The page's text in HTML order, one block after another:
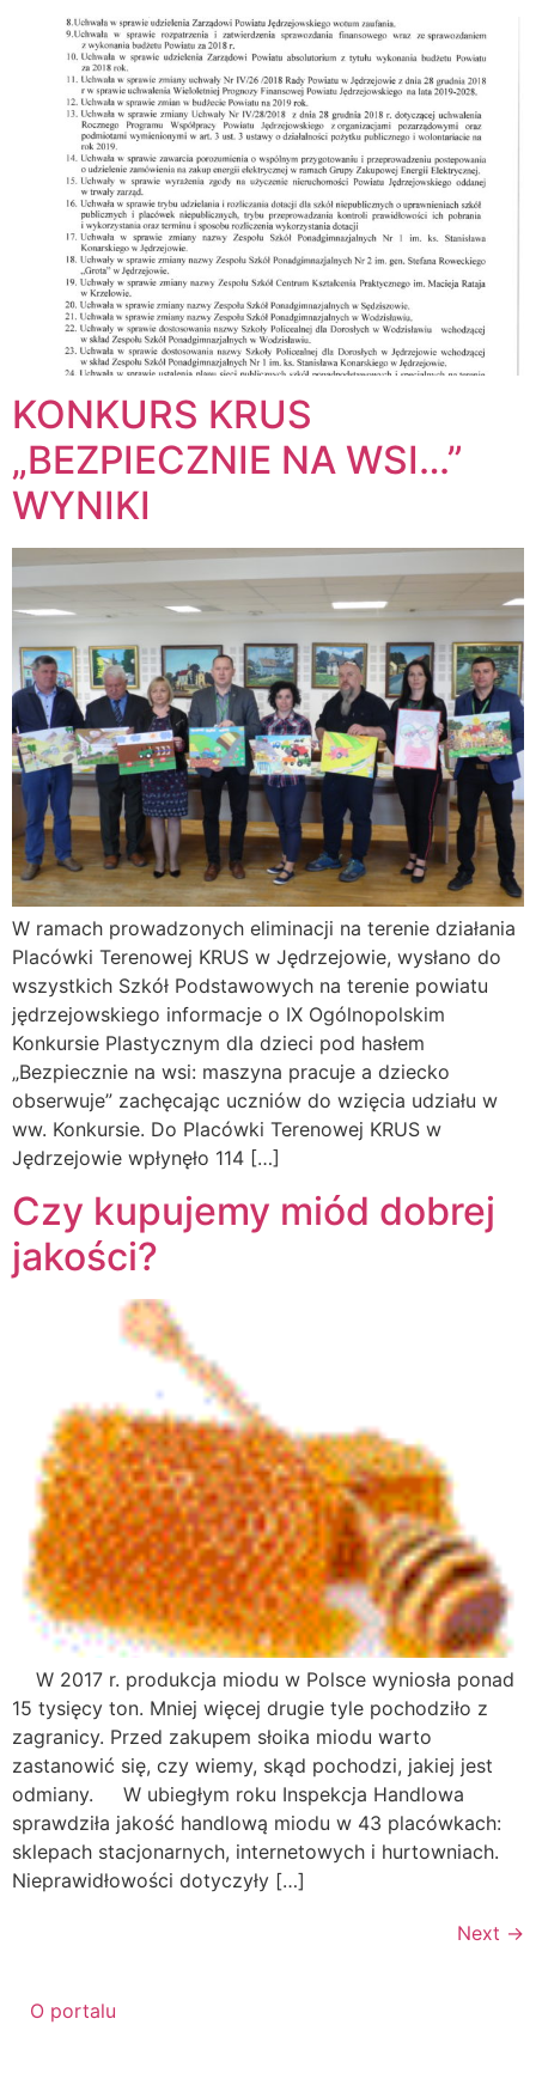
KONKURS KRUS
„BEZPIECZNIE NA WSI…”
WYNIKI
W ramach prowadzonych eliminacji na terenie działania
Placówki Terenowej KRUS w Jędrzejowie, wysłano do
wszystkich Szkół Podstawowych na terenie powiatu
jędrzejowskiego informacje o IX Ogólnopolskim
Konkursie Plastycznym dla dzieci pod hasłem
„Bezpiecznie na wsi: maszyna pracuje a dziecko
obserwuje” zachęcając uczniów do wzięcia udziału w
ww. Konkursie. Do Placówki Terenowej KRUS w
Jędrzejowie wpłynęło 114 […]
Czy kupujemy miód dobrej
jakości?
W 2017 r. produkcja miodu w Polsce wyniosła ponad
15 tysięcy ton. Mniej więcej drugie tyle pochodziło z
zagranicy. Przed zakupem słoika miodu warto
zastanowić się, czy wiemy, skąd pochodzi, jakiej jest
odmiany. W ubiegłym roku Inspekcja Handlowa
sprawdziła jakość handlową miodu w 43 placówkach:
sklepach stacjonarnych, internetowych i hurtowniach.
Nieprawidłowości dotyczyły […]
Next →
O portalu